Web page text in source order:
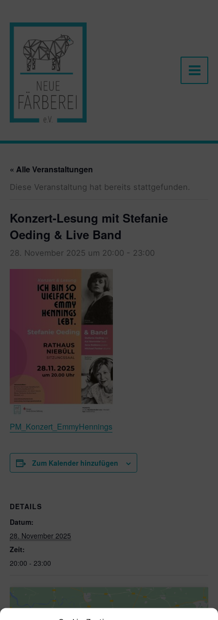
« Alle Veranstaltungen
Diese Veranstaltung hat bereits stattgefunden.
Konzert-Lesung mit Stefanie
Oeding & Live Band
28. November 2025 um 20:00 - 23:00
PM_Konzert_EmmyHennings
Zum Kalender hinzufügen
DETAILS
Datum:
28. November 2025
Zeit:
20:00 - 23:00